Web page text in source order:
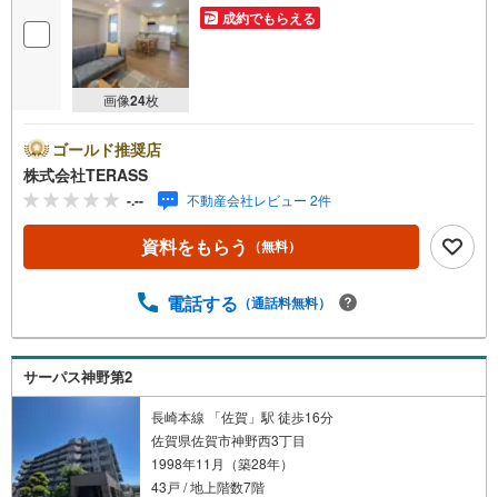
画像24枚
成約でもらえる
ゴールド推奨店
株式会社TERASS
-.-- 不動産会社レビュー 2件
資料をもらう （無料）
電話する （通話料無料）
サーパス神野第2
長崎本線 「佐賀」駅 徒歩16分
佐賀県佐賀市神野西3丁目
1998年11月（築28年）
43戸 / 地上階数7階